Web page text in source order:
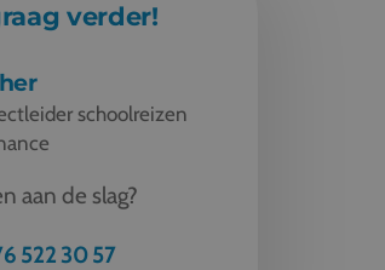
verder!
schoolreizen
aan de slag?
522 30 57